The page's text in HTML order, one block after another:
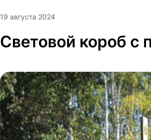
19 августа 2024
Световой короб с